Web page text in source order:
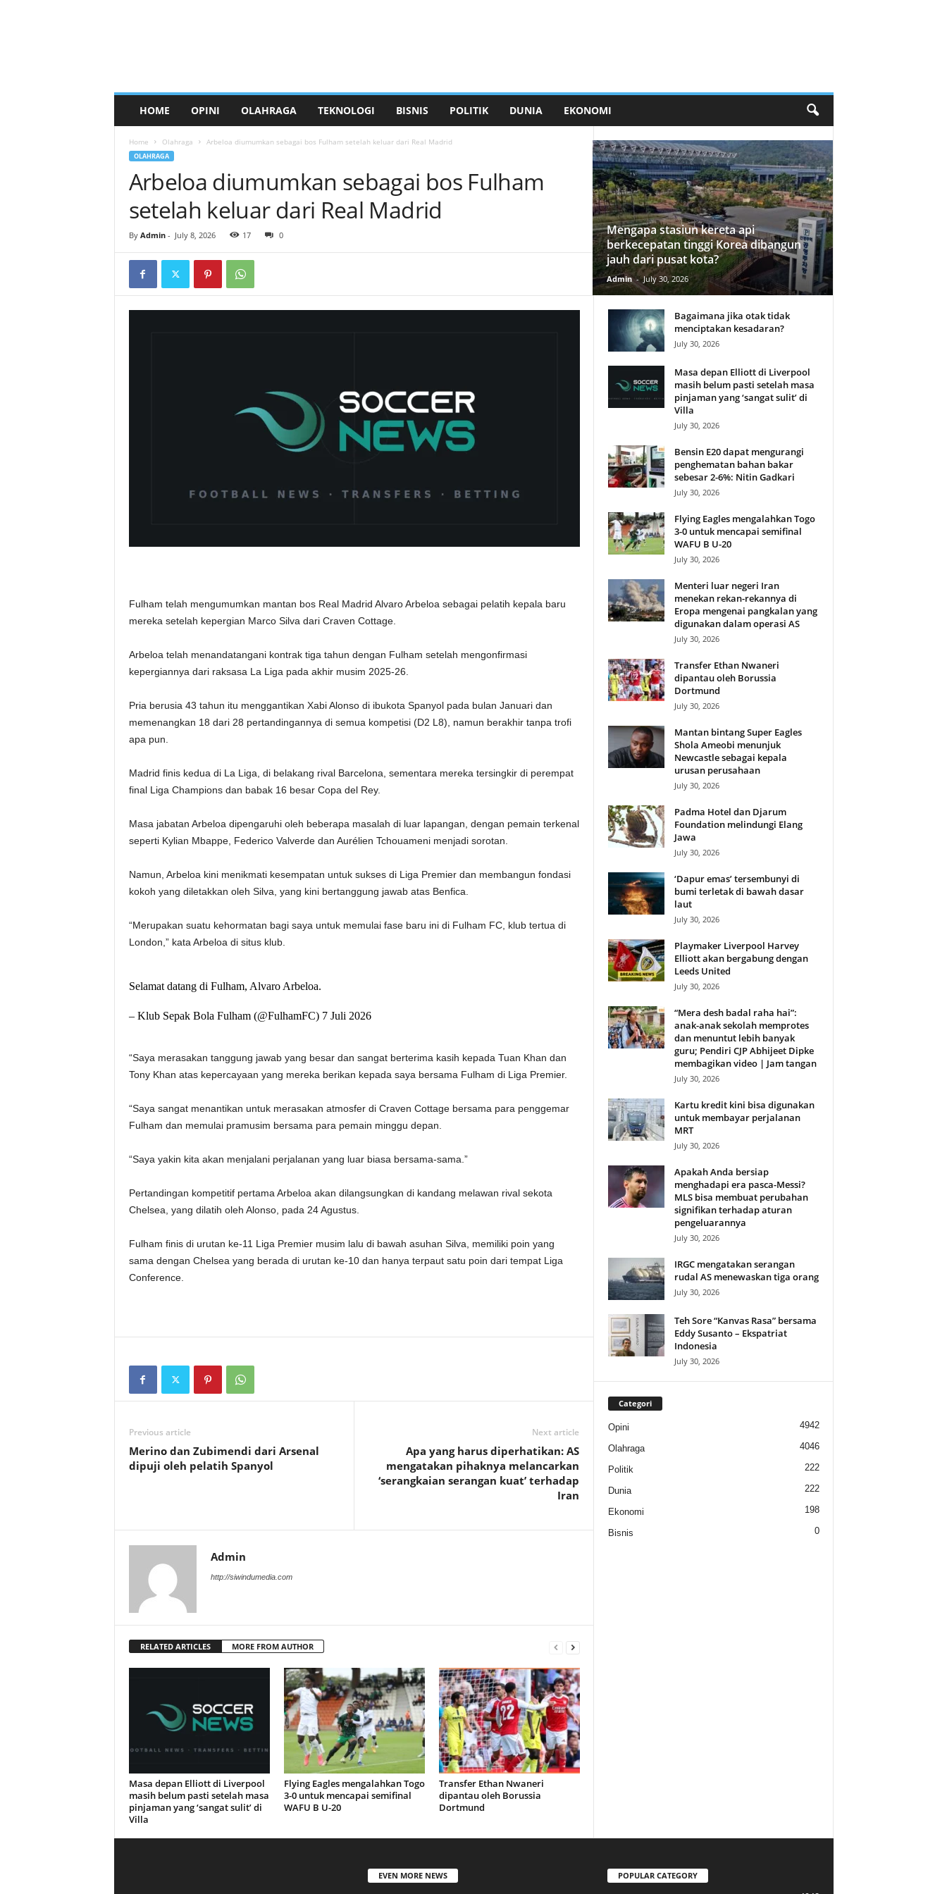
HOME OPINI OLAHRAGA TEKNOLOGI BISNIS POLITIK DUNIA EKONOMI
Home Olahraga Arbeloa diumumkan sebagai bos Fulham setelah keluar dari Real Madrid
OLAHRAGA
Arbeloa diumumkan sebagai bos Fulham
setelah keluar dari Real Madrid
By Admin- July 8, 2026 17 0
Fulham telah mengumumkan mantan bos Real Madrid Alvaro Arbeloa sebagai pelatih kepala baru
mereka setelah kepergian Marco Silva dari Craven Cottage.
Arbeloa telah menandatangani kontrak tiga tahun dengan Fulham setelah mengonfirmasi
kepergiannya dari raksasa La Liga pada akhir musim 2025-26.
Pria berusia 43 tahun itu menggantikan Xabi Alonso di ibukota Spanyol pada bulan Januari dan
memenangkan 18 dari 28 pertandingannya di semua kompetisi (D2 L8), namun berakhir tanpa trofi
apa pun.
Madrid finis kedua di La Liga, di belakang rival Barcelona, ​​​​sementara mereka tersingkir di perempat
final Liga Champions dan babak 16 besar Copa del Rey.
Masa jabatan Arbeloa dipengaruhi oleh beberapa masalah di luar lapangan, dengan pemain terkenal
seperti Kylian Mbappe, Federico Valverde dan Aurélien Tchouameni menjadi sorotan.
Namun, Arbeloa kini menikmati kesempatan untuk sukses di Liga Premier dan membangun fondasi
kokoh yang diletakkan oleh Silva, yang kini bertanggung jawab atas Benfica.
“Merupakan suatu kehormatan bagi saya untuk memulai fase baru ini di Fulham FC, klub tertua di
London,” kata Arbeloa di situs klub.
Selamat datang di Fulham, Alvaro Arbeloa.
– Klub Sepak Bola Fulham (@FulhamFC) 7 Juli 2026
“Saya merasakan tanggung jawab yang besar dan sangat berterima kasih kepada Tuan Khan dan
Tony Khan atas kepercayaan yang mereka berikan kepada saya bersama Fulham di Liga Premier.
“Saya sangat menantikan untuk merasakan atmosfer di Craven Cottage bersama para penggemar
Fulham dan memulai pramusim bersama para pemain minggu depan.
“Saya yakin kita akan menjalani perjalanan yang luar biasa bersama-sama.”
Pertandingan kompetitif pertama Arbeloa akan dilangsungkan di kandang melawan rival sekota
Chelsea, yang dilatih oleh Alonso, pada 24 Agustus.
Fulham finis di urutan ke-11 Liga Premier musim lalu di bawah asuhan Silva, memiliki poin yang
sama dengan Chelsea yang berada di urutan ke-10 dan hanya terpaut satu poin dari tempat Liga
Conference.
Previous article
Merino dan Zubimendi dari Arsenal
dipuji oleh pelatih Spanyol
Next article
Apa yang harus diperhatikan: AS
mengatakan pihaknya melancarkan
‘serangkaian serangan kuat’ terhadap
Iran
Admin
http://siwindumedia.com
RELATED ARTICLES MORE FROM AUTHOR
Masa depan Elliott di Liverpool
masih belum pasti setelah masa
pinjaman yang ‘sangat sulit’ di
Villa
Flying Eagles mengalahkan Togo
3-0 untuk mencapai semifinal
WAFU B U-20
Transfer Ethan Nwaneri
dipantau oleh Borussia
Dortmund
Mengapa stasiun kereta api
berkecepatan tinggi Korea dibangun
jauh dari pusat kota?
Admin - July 30, 2026
Bagaimana jika otak tidak
menciptakan kesadaran?
July 30, 2026
Masa depan Elliott di Liverpool
masih belum pasti setelah masa
pinjaman yang ‘sangat sulit’ di
Villa
July 30, 2026
Bensin E20 dapat mengurangi
penghematan bahan bakar
sebesar 2-6%: Nitin Gadkari
July 30, 2026
Flying Eagles mengalahkan Togo
3-0 untuk mencapai semifinal
WAFU B U-20
July 30, 2026
Menteri luar negeri Iran
menekan rekan-rekannya di
Eropa mengenai pangkalan yang
digunakan dalam operasi AS
July 30, 2026
Transfer Ethan Nwaneri
dipantau oleh Borussia
Dortmund
July 30, 2026
Mantan bintang Super Eagles
Shola Ameobi menunjuk
Newcastle sebagai kepala
urusan perusahaan
July 30, 2026
Padma Hotel dan Djarum
Foundation melindungi Elang
Jawa
July 30, 2026
‘Dapur emas’ tersembunyi di
bumi terletak di bawah dasar
laut
July 30, 2026
Playmaker Liverpool Harvey
Elliott akan bergabung dengan
Leeds United
July 30, 2026
“Mera desh badal raha hai”:
anak-anak sekolah memprotes
dan menuntut lebih banyak
guru; Pendiri CJP Abhijeet Dipke
membagikan video | Jam tangan
July 30, 2026
Kartu kredit kini bisa digunakan
untuk membayar perjalanan
MRT
July 30, 2026
Apakah Anda bersiap
menghadapi era pasca-Messi?
MLS bisa membuat perubahan
signifikan terhadap aturan
pengeluarannya
July 30, 2026
IRGC mengatakan serangan
rudal AS menewaskan tiga orang
July 30, 2026
Teh Sore “Kanvas Rasa” bersama
Eddy Susanto – Ekspatriat
Indonesia
July 30, 2026
Categori
Opini 4942
Olahraga 4046
Politik 222
Dunia 222
Ekonomi 198
Bisnis 0
EVEN MORE NEWS POPULAR CATEGORY